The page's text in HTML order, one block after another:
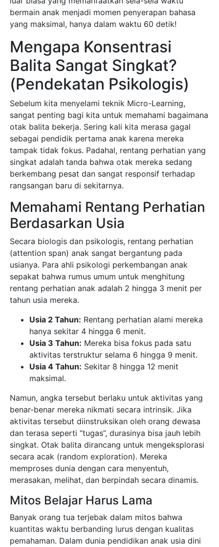
bermain anak menjadi momen penyerapan bahasa
yang maksimal, hanya dalam waktu 60 detik!
Mengapa Konsentrasi
Balita Sangat Singkat?
(Pendekatan Psikologis)
Sebelum kita menyelami teknik Micro-Learning,
sangat penting bagi kita untuk memahami bagaimana
otak balita bekerja. Sering kali kita merasa gagal
sebagai pendidik pertama anak karena mereka
tampak tidak fokus. Padahal, rentang perhatian yang
singkat adalah tanda bahwa otak mereka sedang
berkembang pesat dan sangat responsif terhadap
rangsangan baru di sekitarnya.
Memahami Rentang Perhatian
Berdasarkan Usia
Secara biologis dan psikologis, rentang perhatian
(attention span) anak sangat bergantung pada
usianya. Para ahli psikologi perkembangan anak
sepakat bahwa rumus umum untuk menghitung
rentang perhatian anak adalah 2 hingga 3 menit per
tahun usia mereka.
Usia 2 Tahun: Rentang perhatian alami mereka
hanya sekitar 4 hingga 6 menit.
Usia 3 Tahun: Mereka bisa fokus pada satu
aktivitas terstruktur selama 6 hingga 9 menit.
Usia 4 Tahun: Sekitar 8 hingga 12 menit
maksimal.
Namun, angka tersebut berlaku untuk aktivitas yang
benar-benar mereka nikmati secara intrinsik. Jika
aktivitas tersebut diinstruksikan oleh orang dewasa
dan terasa seperti “tugas”, durasinya bisa jauh lebih
singkat. Otak balita dirancang untuk mengeksplorasi
secara acak (random exploration). Mereka
memproses dunia dengan cara menyentuh,
merasakan, melihat, dan berpindah secara dinamis.
Mitos Belajar Harus Lama
Banyak orang tua terjebak dalam mitos bahwa
kuantitas waktu berbanding lurus dengan kualitas
pemahaman. Dalam dunia pendidikan anak usia dini